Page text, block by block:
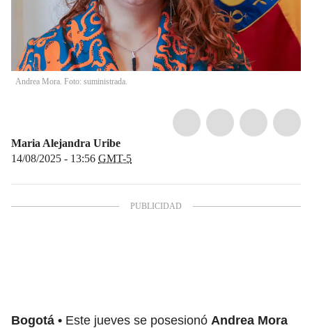
Andrea Mora. Foto: suministrada.
Maria Alejandra Uribe
14/08/2025 - 13:56 GMT-5
Bogotá Este jueves se posesionó Andrea Mora